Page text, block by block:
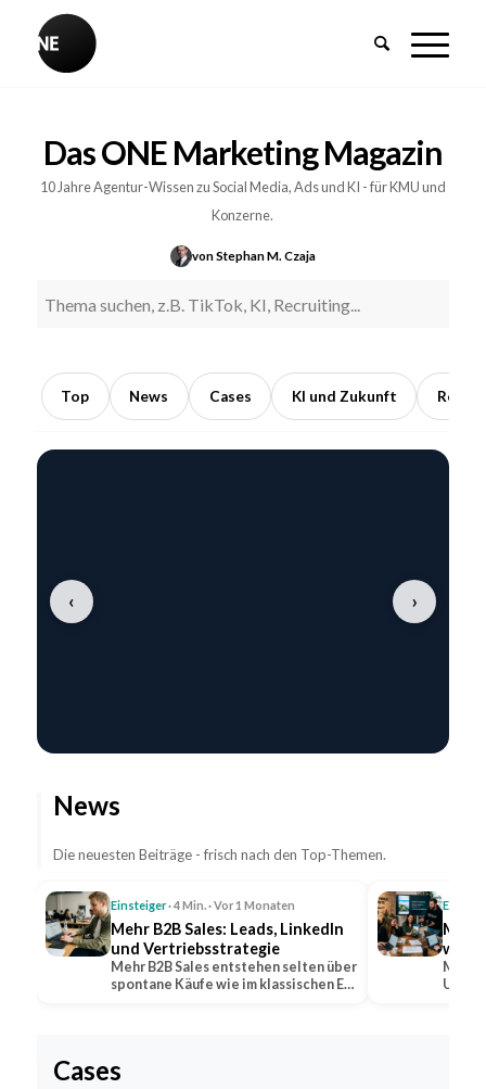
Das ONE Marketing Magazin
10 Jahre Agentur-Wissen zu Social Media, Ads und KI - für KMU und
Konzerne.
von Stephan M. Czaja
Top News Cases KI und Zukunft
PR:
Earned
Kooperationen
mit
Lesezeit
‹ ›
News
Die neuesten Beiträge - frisch nach den Top-Themen.
Einsteiger· 4 Min. · Vor 1 Monaten
Mehr B2B Sales: Leads, LinkedIn
und Vertriebsstrategie
Mehr B2B Sales entstehen selten über
spontane Käufe wie im klassischen E-
Mehr
Mehr
Cases